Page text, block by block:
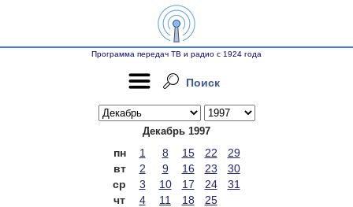
Программа передач ТВ и радио с 1924 года
Поиск
Декабрь 1997
пн 1 8 15 22
29
вт
2 9 16 23
30
ср
3 10 17 24
31
чт
4 11 18
25